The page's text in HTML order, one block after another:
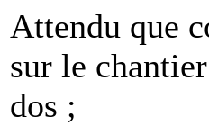
Attendu que
sur le
dos ;